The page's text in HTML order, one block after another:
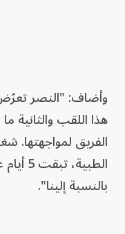
وأضاف: "النصر
هذا اللقب والثانية
الفريق لمواجهتها.
بالنسبة إلينا".